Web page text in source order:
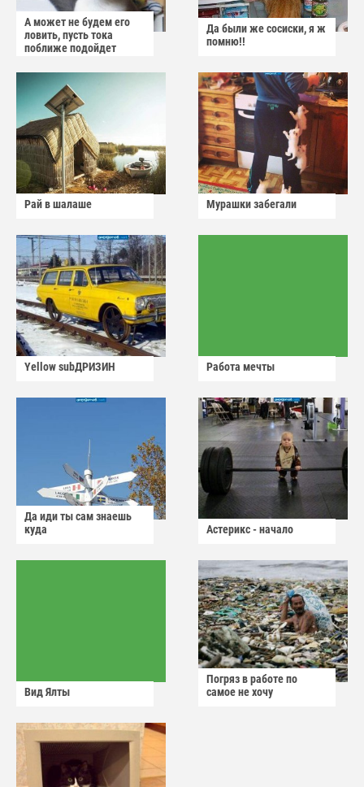
А может не будем его
ловить, пусть тока
поближе подойдет
Да были же сосиски, я ж
помню!!
Рай в шалаше Мурашки забегали
Yellow subДРИЗИН Работа мечты
Да иди ты сам знаешь
куда
Астерикс - начало
Вид Ялты
Погряз в работе по
самое не хочу